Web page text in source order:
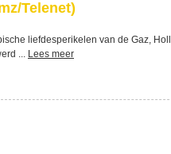
Telenet)
liefdesperikelen van de Gaz,
... Lees meer